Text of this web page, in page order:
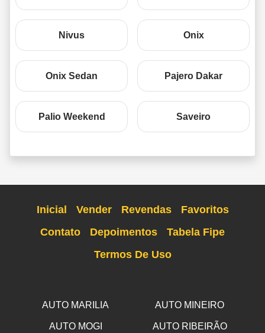
Nivus Onix
Onix Sedan Pajero Dakar
Palio Weekend Saveiro
Inicial Vender Revendas
Favoritos
Contato
Depoimentos
Tabela Fipe
Termos De Uso
AUTO MARILIA AUTO MINEIRO
AUTO MOGI AUTO RIBEIRÃO